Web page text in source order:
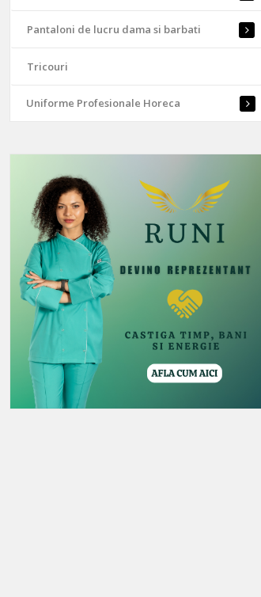
Pantaloni de lucru dama si barbati
Tricouri
Uniforme Profesionale Horeca